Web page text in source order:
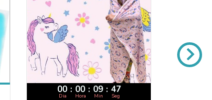
00 : 00 : 09 : 45
Dia Hora Min Seg